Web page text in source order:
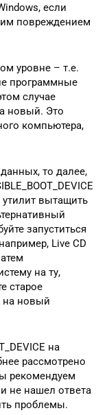
если
повреждением
уровне – т.е.
программные
случае
новый. Это
компьютера,
то далее,
вытащить
запуститься
Live CD
на ту,
старое
на новый
на
рассмотрено
рекомендуем
не нашел ответа
проблемы.